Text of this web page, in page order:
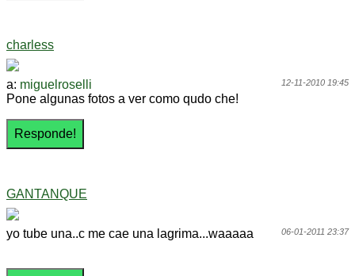
charless
12-11-2010 19:45
a: miguelroselli
Pone algunas fotos a ver como qudo che!
GANTANQUE
06-01-2011 23:37
yo tube una..c me cae una lagrima...waaaaa